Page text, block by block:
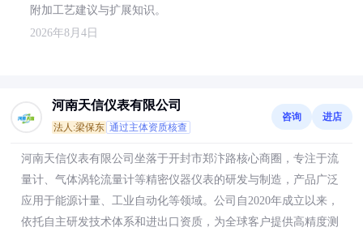
附加工艺建议与扩展知识。
2026年8月4日
河南天信仪表有限公司
法人:梁保东 通过主体资质核查
咨询 进店
河南天信仪表有限公司坐落于开封市郑汴路核心商圈，专注于流
量计、气体涡轮流量计等精密仪器仪表的研发与制造，产品广泛
应用于能源计量、工业自动化等领域。公司自2020年成立以来，
依托自主研发技术体系和进出口资质，为全球客户提供高精度测